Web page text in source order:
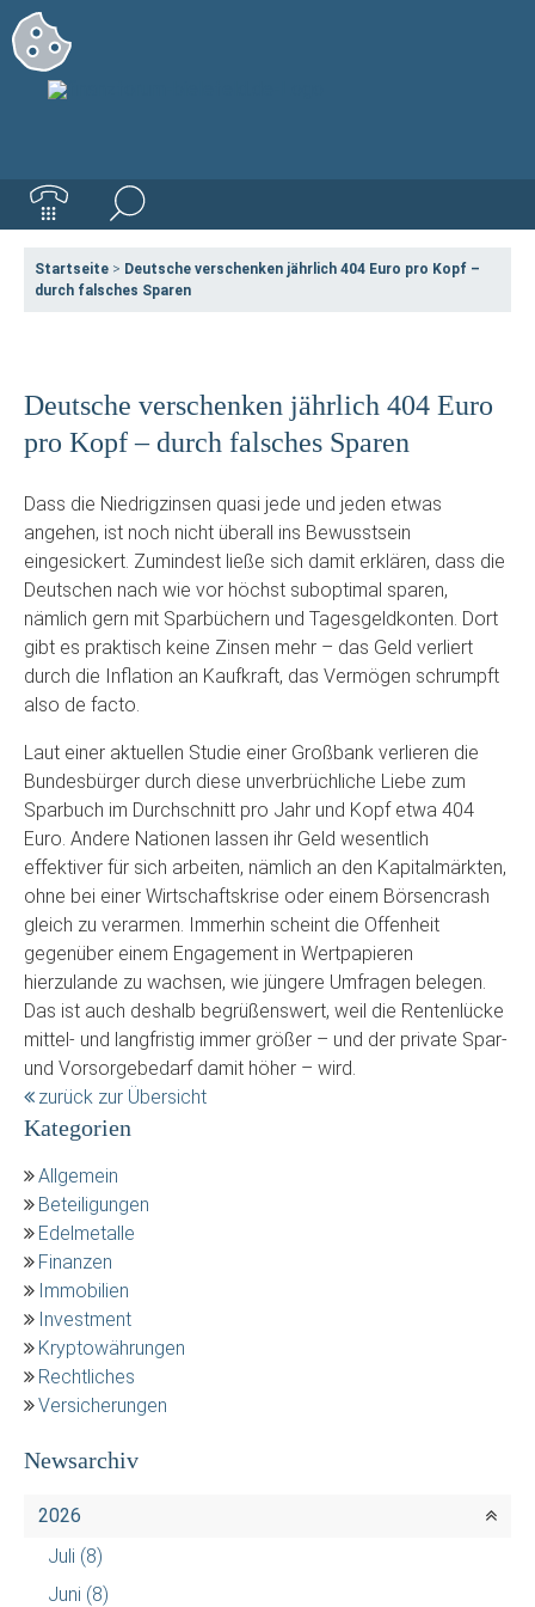
Startseite > Deutsche verschenken jährlich 404 Euro pro Kopf –
durch falsches Sparen
Deutsche verschenken jährlich 404 Euro
pro Kopf – durch falsches Sparen
Dass die Niedrigzinsen quasi jede und jeden etwas
angehen, ist noch nicht überall ins Bewusstsein
eingesickert. Zumindest ließe sich damit erklären, dass die
Deutschen nach wie vor höchst suboptimal sparen,
nämlich gern mit Sparbüchern und Tagesgeldkonten. Dort
gibt es praktisch keine Zinsen mehr – das Geld verliert
durch die Inflation an Kaufkraft, das Vermögen schrumpft
also de facto.
Laut einer aktuellen Studie einer Großbank verlieren die
Bundesbürger durch diese unverbrüchliche Liebe zum
Sparbuch im Durchschnitt pro Jahr und Kopf etwa 404
Euro. Andere Nationen lassen ihr Geld wesentlich
effektiver für sich arbeiten, nämlich an den Kapitalmärkten,
ohne bei einer Wirtschaftskrise oder einem Börsencrash
gleich zu verarmen. Immerhin scheint die Offenheit
gegenüber einem Engagement in Wertpapieren
hierzulande zu wachsen, wie jüngere Umfragen belegen.
Das ist auch deshalb begrüßenswert, weil die Rentenlücke
mittel- und langfristig immer größer – und der private Spar-
und Vorsorgebedarf damit höher – wird.
zurück zur Übersicht
Kategorien
Allgemein
Beteiligungen
Edelmetalle
Finanzen
Immobilien
Investment
Kryptowährungen
Rechtliches
Versicherungen
Newsarchiv
2026
Juli (8)
Juni (8)